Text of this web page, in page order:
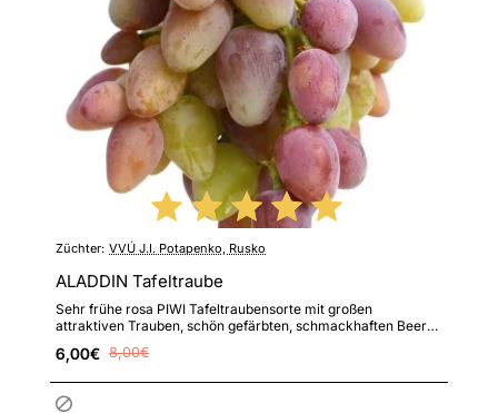
Züchter: VVÚ J.I. Potapenko, Rusko
ALADDIN Tafeltraube
Sehr frühe rosa PIWI Tafeltraubensorte mit großen
attraktiven Trauben, schön gefärbten, schmackhaften Beeren
6,00€ 8,00€